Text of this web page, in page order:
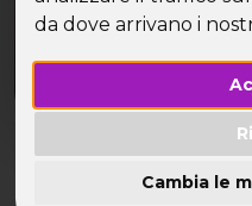
da dove arrivano i
Cambia le
Boom di richieste